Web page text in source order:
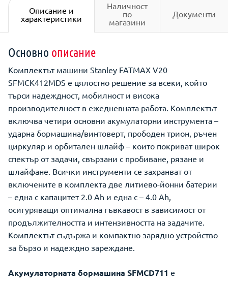
Описание и
характеристики
Наличност
по
магазини
Документи
Основно описание
Комплектът машини Stanley FATMAX V20
SFMCK412MDS е цялостно решение за всеки, който
търси надеждност, мобилност и висока
производителност в ежедневната работа. Комплектът
включва четири основни акумулаторни инструмента –
ударна бормашина/винтоверт, прободен трион, ръчен
циркуляр и орбитален шлайф – които покриват широк
спектър от задачи, свързани с пробиване, рязане и
шлайфане. Всички инструменти се захранват от
включените в комплекта две литиево-йонни батерии
– една с капацитет 2.0 Ah и една с – 4.0 Ah,
осигуряващи оптимална гъвкавост в зависимост от
продължителността и интензивността на задачите.
Комплектът съдържа и компактно зарядно устройство
за бързо и надеждно зареждане.
Акумулаторната бормашина SFMCD711 е